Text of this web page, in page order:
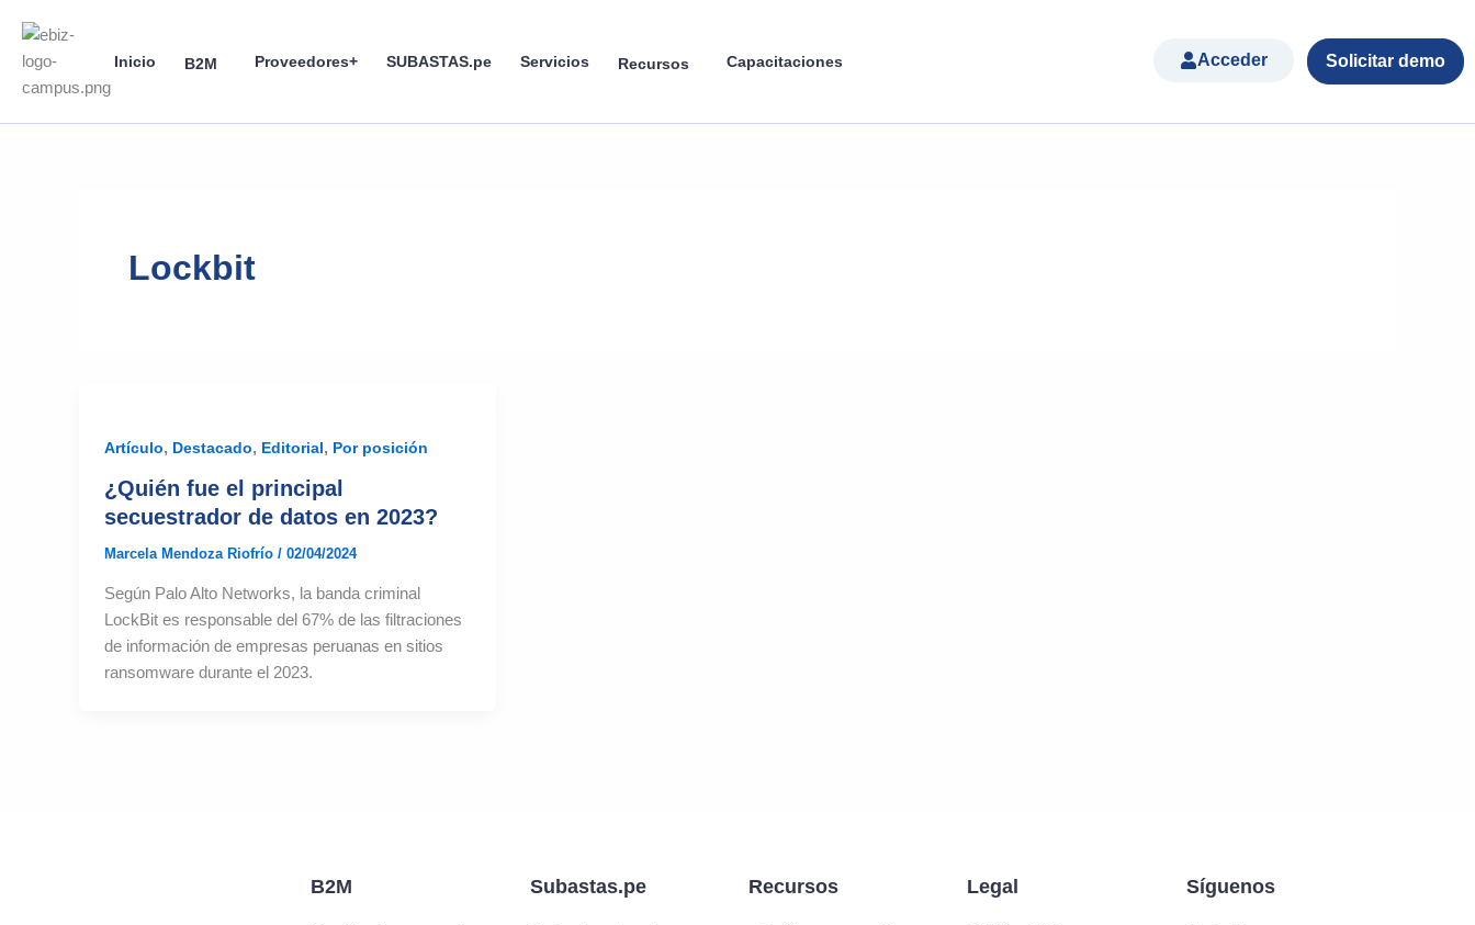
content
Inicio B2M Proveedores+ SUBASTAS.pe Servicios Recursos Capacitaciones Acceder Solicitar demo
Lockbit
Artículo, Destacado, Editorial, Por posición
¿Quién fue el principal
secuestrador de datos en 2023?
Marcela Mendoza Riofrío / 02/04/2024
Según Palo Alto Networks, la banda criminal
LockBit es responsable del 67% de las filtraciones
de información de empresas peruanas en sitios
ransomware durante el 2023.
B2M Subastas.pe Recursos Legal Síguenos